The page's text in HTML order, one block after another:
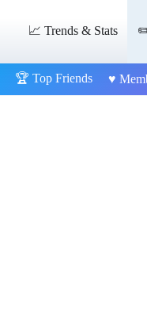
📈 Trends & Stats
🏆 Top Friends ♥️